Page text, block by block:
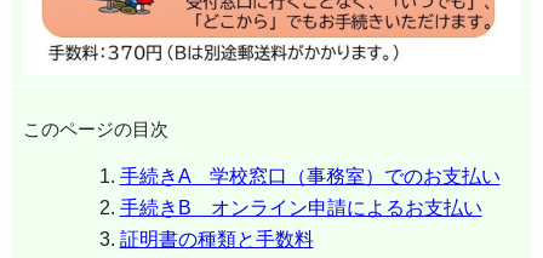
このページの目次
手続きA 学校窓口（事務室）でのお支払い
手続きB オンライン申請によるお支払い
証明書の種類と手数料